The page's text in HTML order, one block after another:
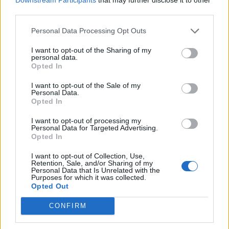
Personal Data Processing Opt Outs
I want to opt-out of the Sharing of my
personal data.
Opted In
I want to opt-out of the Sale of my
Personal Data.
Opted In
I want to opt-out of processing my
Personal Data for Targeted Advertising.
Opted In
I want to opt-out of Collection, Use,
Retention, Sale, and/or Sharing of my
Personal Data that Is Unrelated with the
Purposes for which it was collected.
Opted Out
CONFIRM
In evidenza